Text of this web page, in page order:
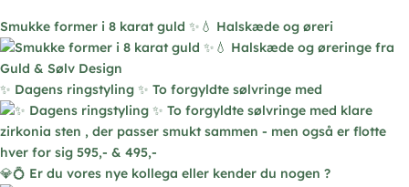
på
varesiden
Smukke former i 8 karat guld ✨💧 Halskæde og øreri
✨ Dagens ringstyling ✨ To forgyldte sølvringe med
💎💍 Er du vores nye kollega eller kender du nogen ?